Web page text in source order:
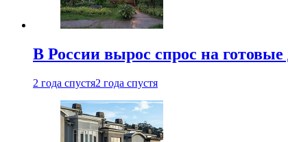
В России вырос спрос на готовые
2 года спустя2 года спустя